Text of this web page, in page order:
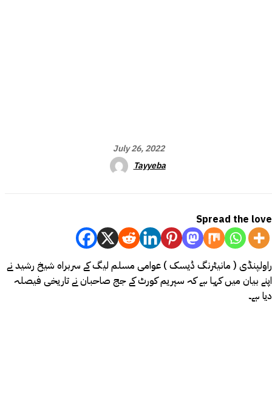
July 26, 2022
Tayyeba
Spread the love
راولپنڈی ( مانیٹرنگ ڈیسک ) عوامی مسلم لیگ کے سربراہ شیخ رشید نے
اپنے بیان میں کہا ہے کہ سپریم کورٹ کے جج صاحبان نے تاریخی فیصلہ
دیا ہے۔